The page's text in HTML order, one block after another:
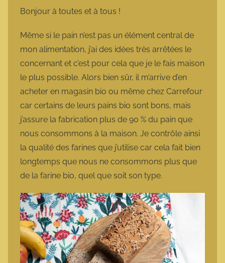
a
m
o
t
t
e
Bonjour à toutes et à tous !
Même si le pain n’est pas un élément central de
mon alimentation, j’ai des idées très arrêtées le
concernant et c’est pour cela que je le fais maison
le plus possible. Alors bien sûr, il m’arrive d’en
acheter en magasin bio ou même chez Carrefour
car certains de leurs pains bio sont bons, mais
j’assure la fabrication plus de 90 % du pain que
nous consommons à la maison. Je contrôle ainsi
la qualité des farines que j’utilise car cela fait bien
longtemps que nous ne consommons plus que
de la farine bio, quel que soit son type.